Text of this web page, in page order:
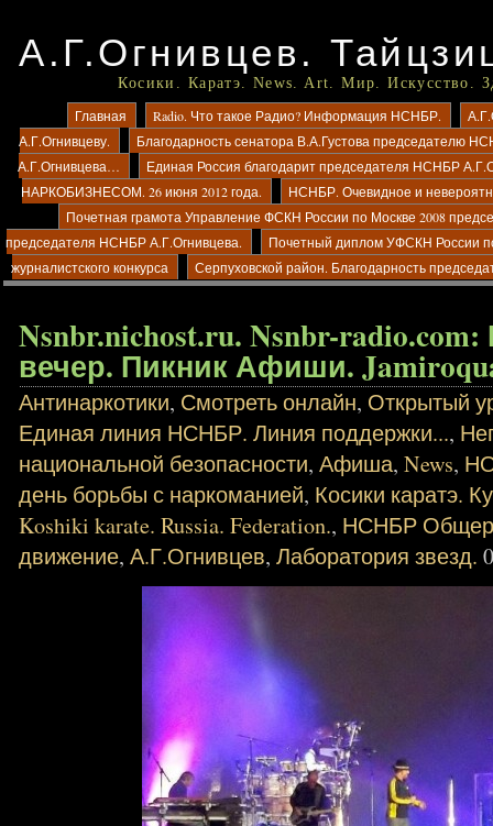
А.Г.Огнивцев.
Косики. Каратэ. News. Art. Мир. Искусство.
Главная Radio. Что такое Радио? Информация НСНБР.
А.Г.Огнивцеву.
Благодарность сенатора В.А.Густова председателю
А.Г.Огнивцева…
Единая Россия благодарит председателя НСНБР
НАРКОБИЗНЕСОМ. 26 июня 2012 года.
НСНБР. Очевидное и
Почетная грамота Управление ФСКН России по Москве 2008
председателя НСНБР А.Г.Огнивцева.
Почетный диплом УФСКН России
журналистского конкурса
Серпуховской район. Благодарность
Nsnbr.nichost.ru. Nsnbr-
вечер. Пикник Афиши.
Антинаркотики, Смотреть онлайн, Открытый
Единая линия НСНБР. Линия поддержки...,
национальной безопасности,Афиша,News,
день борьбы с наркоманией, Косики каратэ.
Koshiki karate. Russia. Federation., НСНБР
движение,А.Г.Огнивцев,Лаборатория звезд.